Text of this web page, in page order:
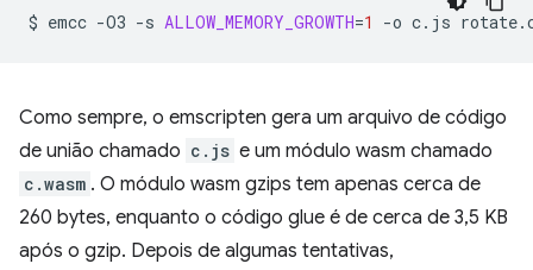
$ emcc -O3 -s ALLOW_MEMORY_GROWTH=1 -o c.js
Como sempre, o emscripten gera um arquivo de código
de união chamado c.js e um módulo wasm chamado
c.wasm . O módulo wasm gzips tem apenas cerca de
260 bytes, enquanto o código glue é de cerca de 3,5 KB
após o gzip. Depois de algumas tentativas,